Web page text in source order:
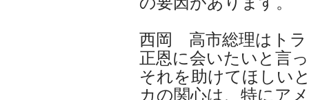
西岡 高市総理はトラ
正恩に会いたいと言
それを助けてほしい
カの関心は、特にア